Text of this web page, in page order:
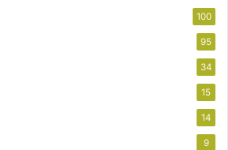
100
95
34
15
14
9